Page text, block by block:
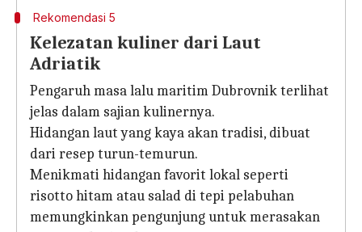
Rekomendasi 5
Kelezatan kuliner dari Laut
Adriatik
Pengaruh masa lalu maritim Dubrovnik terlihat
jelas dalam sajian kulinernya.
Hidangan laut yang kaya akan tradisi, dibuat
dari resep turun-temurun.
Menikmati hidangan favorit lokal seperti
risotto hitam atau salad di tepi pelabuhan
memungkinkan pengunjung untuk merasakan